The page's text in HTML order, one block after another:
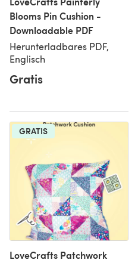
Blooms Pin Cushion -
Downloadable PDF
Herunterladbares PDF,
Englisch
Gratis
GRATIS
LoveCrafts Patchwork